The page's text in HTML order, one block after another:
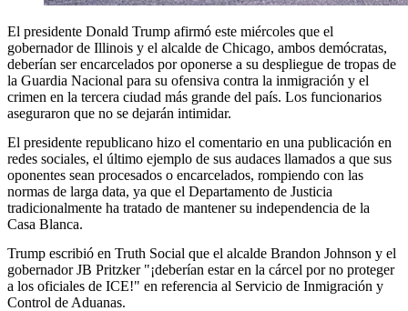
El presidente Donald Trump afirmó este miércoles que el
gobernador de Illinois y el alcalde de Chicago, ambos demócratas,
deberían ser encarcelados por oponerse a su despliegue de tropas de
la Guardia Nacional para su ofensiva contra la inmigración y el
crimen en la tercera ciudad más grande del país. Los funcionarios
aseguraron que no se dejarán intimidar.
El presidente republicano hizo el comentario en una publicación en
redes sociales, el último ejemplo de sus audaces llamados a que sus
oponentes sean procesados o encarcelados, rompiendo con las
normas de larga data, ya que el Departamento de Justicia
tradicionalmente ha tratado de mantener su independencia de la
Casa Blanca.
Trump escribió en Truth Social que el alcalde Brandon Johnson y el
gobernador JB Pritzker "¡deberían estar en la cárcel por no proteger
a los oficiales de ICE!" en referencia al Servicio de Inmigración y
Control de Aduanas.